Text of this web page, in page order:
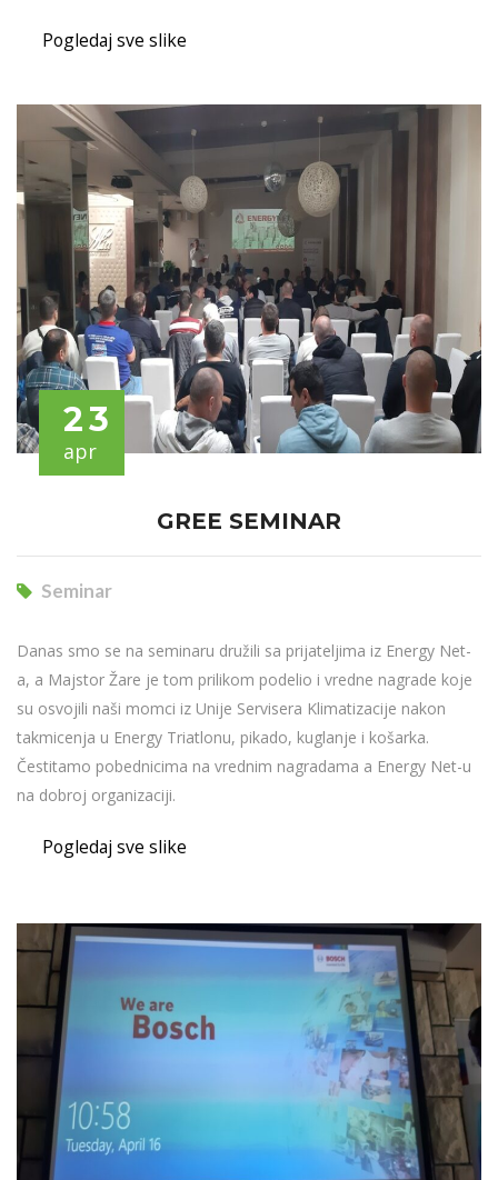
Pogledaj sve slike
23
apr
GREE SEMINAR
Seminar
Danas smo se na seminaru družili sa prijateljima iz Energy Net-
a, a Majstor Žare je tom prilikom podelio i vredne nagrade koje
su osvojili naši momci iz Unije Servisera Klimatizacije nakon
takmicenja u Energy Triatlonu, pikado, kuglanje i košarka.
Čestitamo pobednicima na vrednim nagradama a Energy Net-u
na dobroj organizaciji.
Pogledaj sve slike